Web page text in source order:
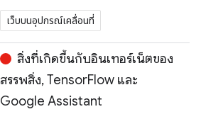
เว็บบนอุปกรณ์เคลื่อนที่
สิ่งที่เกิดขึ้นกับอินเทอร์เน็ตของ
สรรพสิ่ง, TensorFlow และ
Google Assistant